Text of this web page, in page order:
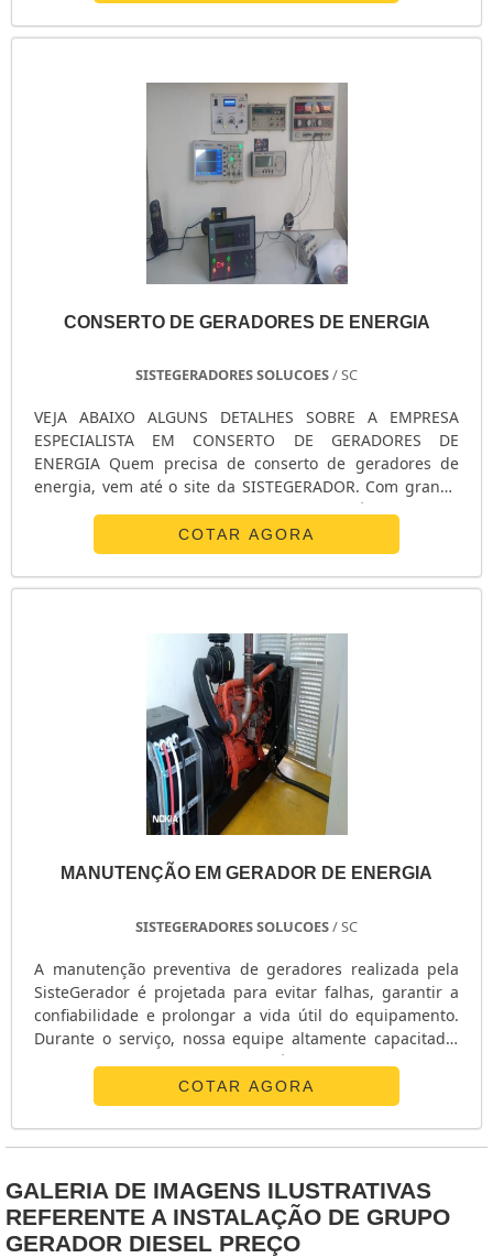
CONSERTO DE GERADORES DE ENERGIA
SISTEGERADORES SOLUCOES/ SC
VEJA ABAIXO ALGUNS DETALHES SOBRE A EMPRESA
ESPECIALISTA EM CONSERTO DE GERADORES DE
ENERGIA Quem precisa de conserto de geradores de
energia, vem até o site da SISTEGERADOR. Com grande
expressão de mercado quando o assunto é contrato de
manutenção preventiva de grupos geradores e venda de
geradores, oferecendo o que há de melhor em
tecnologia para seus clientes. Ainda tratando-se de
qualidade, características simples, mas que mostram o
comprometimento da organização com seus clientes.
Então, não perca tempo, solicite seu orçamento agora
mesmo com nossa equipe através de nossos canais para
um atendimento personalizado sobre conserto de
geradores de energia. Temos mão de obra realizada por
engenheiros que possuem amplo conhecimento no
ramo, aguardamos ansiosos o seu contato.
COTAR AGORA
MANUTENÇÃO EM GERADOR DE ENERGIA
SISTEGERADORES SOLUCOES/ SC
A manutenção preventiva de geradores realizada pela
SisteGerador é projetada para evitar falhas, garantir a
confiabilidade e prolongar a vida útil do equipamento.
Durante o serviço, nossa equipe altamente capacitada,
com mais de 15 anos de experiência, realiza inspeções
detalhadas do estado geral do gerador, radiador,
correias, mangueiras, bateria e sistemas de lubrificação
e refrigeração. Utilizamos peças originais e estamos
atualizados com as mais recentes tecnologias do
operacional.
COTAR AGORA
GALERIA DE IMAGENS ILUSTRATIVAS
REFERENTE A INSTALAÇÃO DE GRUPO
GERADOR DIESEL PREÇO